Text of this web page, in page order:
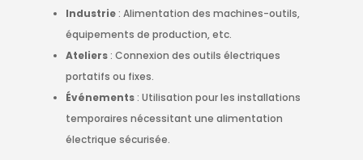
Industrie: Alimentation des machines-outils,
équipements de production, etc.
Ateliers: Connexion des outils électriques
portatifs ou fixes.
Événements: Utilisation pour les installations
temporaires nécessitant une alimentation
électrique sécurisée.